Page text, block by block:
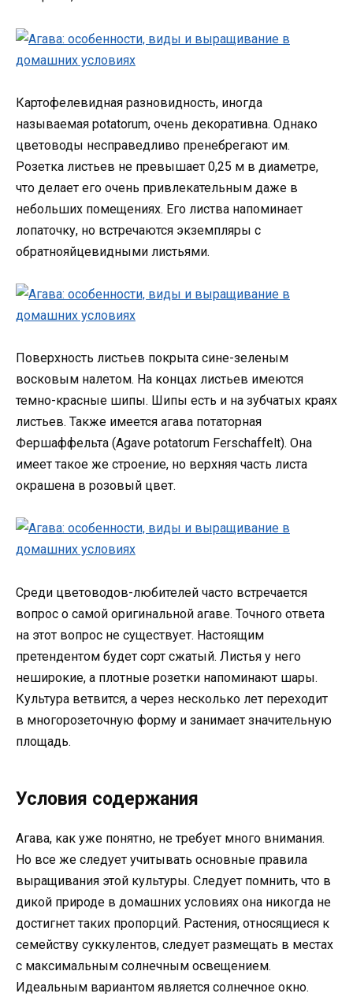
Картофелевидная разновидность, иногда
называемая potatorum, очень декоративна. Однако
цветоводы несправедливо пренебрегают им.
Розетка листьев не превышает 0,25 м в диаметре,
что делает его очень привлекательным даже в
небольших помещениях. Его листва напоминает
лопаточку, но встречаются экземпляры с
обратнояйцевидными листьями.
Поверхность листьев покрыта сине-зеленым
восковым налетом. На концах листьев имеются
темно-красные шипы. Шипы есть и на зубчатых краях
листьев. Также имеется агава потаторная
Фершаффельта (Agave potatorum Ferschaffelt). Она
имеет такое же строение, но верхняя часть листа
окрашена в розовый цвет.
Среди цветоводов-любителей часто встречается
вопрос о самой оригинальной агаве. Точного ответа
на этот вопрос не существует. Настоящим
претендентом будет сорт сжатый. Листья у него
неширокие, а плотные розетки напоминают шары.
Культура ветвится, а через несколько лет переходит
в многорозеточную форму и занимает значительную
площадь.
Условия содержания
Агава, как уже понятно, не требует много внимания.
Но все же следует учитывать основные правила
выращивания этой культуры. Следует помнить, что в
дикой природе в домашних условиях она никогда не
достигнет таких пропорций. Растения, относящиеся к
семейству суккулентов, следует размещать в местах
с максимальным солнечным освещением.
Идеальным вариантом является солнечное окно.